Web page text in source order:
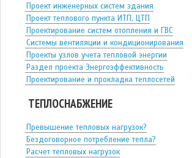
Проект инженерных систем здания
Проект теплового пункта ИТП, ЦТП
Проектирование систем отопления и ГВС
Системы вентиляции и кондиционирования
Проекты узлов учета тепловой энергии
Раздел проекта Энергоэффективность
Проектирование и прокладка теплосетей
ТЕПЛОСНАБЖЕНИЕ
Превышение тепловых нагрузок?
Бездоговорное потребление тепла?
Расчет тепловых нагрузок